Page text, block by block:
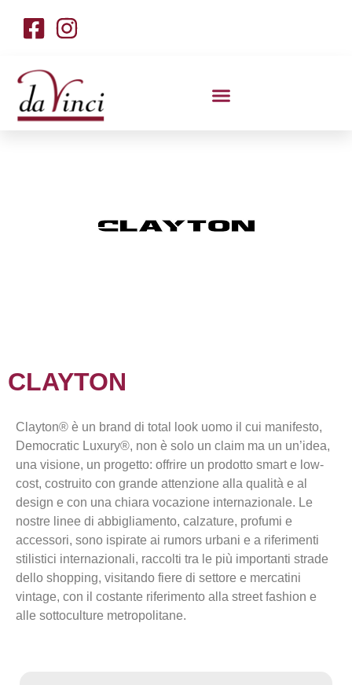
CLAYTON
Clayton® è un brand di total look uomo il cui manifesto,
Democratic Luxury®, non è solo un claim ma un un’idea,
una visione, un progetto: offrire un prodotto smart e low-
cost, costruito con grande attenzione alla qualità e al
design e con una chiara vocazione internazionale. Le
nostre linee di abbigliamento, calzature, profumi e
accessori, sono ispirate ai rumors urbani e a riferimenti
stilistici internazionali, raccolti tra le più importanti strade
dello shopping, visitando fiere di settore e mercatini
vintage, con il costante riferimento alla street fashion e
alle sottoculture metropolitane.